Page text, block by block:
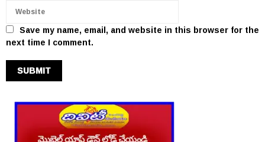
Save my name, email, and website in this browser for the
next time I comment.